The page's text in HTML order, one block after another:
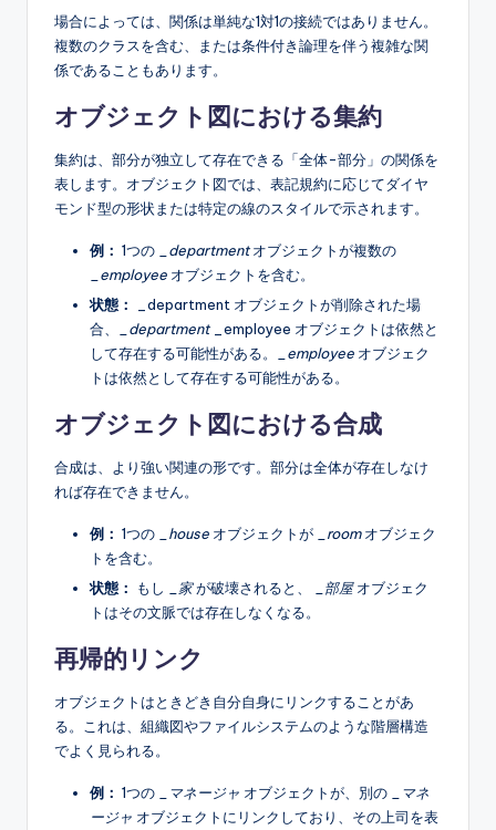
場合によっては、関係は単純な1対1の接続ではありません。
複数のクラスを含む、または条件付き論理を伴う複雑な関
係であることもあります。
オブジェクト図における集約
集約は、部分が独立して存在できる「全体-部分」の関係を
表します。オブジェクト図では、表記規約に応じてダイヤ
モンド型の形状または特定の線のスタイルで示されます。
例： 1つの _departmentオブジェクトが複数の
_employee オブジェクトを含む。
状態：
_department オブジェクトが削除された場
合、
_department_employee オブジェクトは依然と
して存在する可能性がある。
_employee オブジェク
トは依然として存在する可能性がある。
オブジェクト図における合成
合成は、より強い関連の形です。部分は全体が存在しなけ
れば存在できません。
例： 1つの _house オブジェクトが _roomオブジェク
トを含む。
状態：
もし _家が破壊されると、 _部屋オブジェク
トはその文脈では存在しなくなる。
再帰的リンク
オブジェクトはときどき自分自身にリンクすることがあ
る。これは、組織図やファイルシステムのような階層構造
でよく見られる。
例： 1つの _マネージャ オブジェクトが、別の _マネ
ージャ オブジェクトにリンクしており、その上司を表